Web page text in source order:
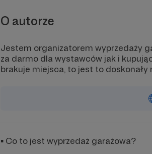
O autorze
Jestem organizatorem wyprzedaży
za darmo dla wystawców jak i
brakuje miejsca, to jest to
▪ Co to jest wyprzedaż garażowa?